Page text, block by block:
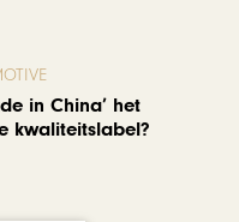
in China’ het
kwaliteitslabel?